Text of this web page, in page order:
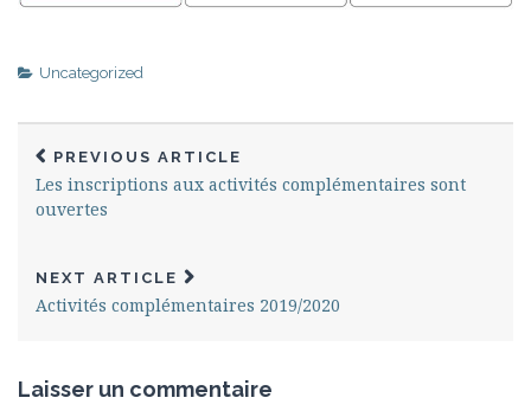
Uncategorized
PREVIOUS ARTICLE
Les inscriptions aux activités complémentaires sont
ouvertes
NEXT ARTICLE
Activités complémentaires 2019/2020
Laisser un commentaire